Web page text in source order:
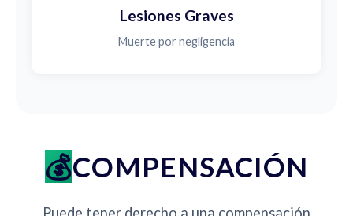
Lesiones Graves
Muerte por negligencia
COMPENSACIÓN